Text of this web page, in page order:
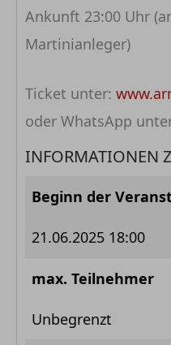
Ankunft 23:00 Uhr
Martinianleger)
Ticket unter:
oder WhatsApp
INFORMATIONEN
Beginn der
21.06.2025 18:00
max. Teilnehmer
Unbegrenzt